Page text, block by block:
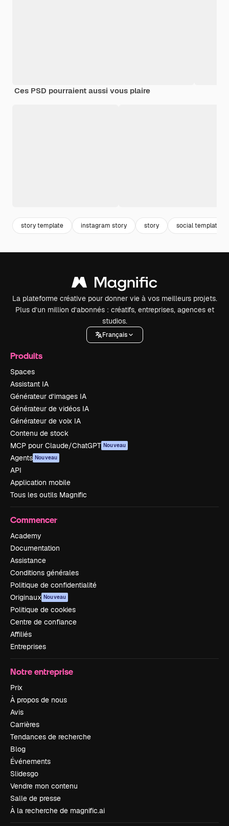
Ces PSD pourraient aussi vous plaire
story template instagram story story social template
La plateforme créative pour donner vie à vos meilleurs projets.
Plus d’un million d’abonnés : créatifs, entreprises, agences et
studios.
Français
Produits
Spaces
Assistant IA
Générateur d’images IA
Générateur de vidéos IA
Générateur de voix IA
Contenu de stock
MCP pour Claude/ChatGPT Nouveau
Agents Nouveau
API
Application mobile
Tous les outils Magnific
Commencer
Academy
Documentation
Assistance
Conditions générales
Politique de confidentialité
Originaux Nouveau
Politique de cookies
Centre de confiance
Affiliés
Entreprises
Notre entreprise
Prix
À propos de nous
Avis
Carrières
Tendances de recherche
Blog
Événements
Slidesgo
Vendre mon contenu
Salle de presse
À la recherche de magnific.ai